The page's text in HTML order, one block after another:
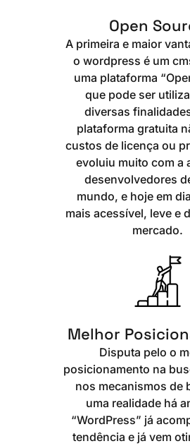
Open
A primeira e maior
o wordpress é um
uma plataforma
que pode ser
diversas
plataforma gratuita
custos de licença ou
evoluiu muito com a
desenvolvedores
mundo, e hoje em
mais acessível, leve e
mercado.
Melhor
Disputa pelo o
posicionamento na
nos mecanismos de
uma realidade há
“WordPress” já
tendência e já vem